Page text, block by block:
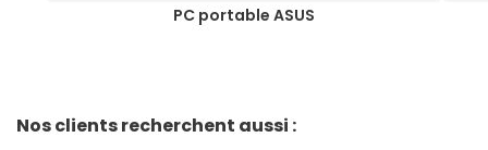
PC portable ASUS
Nos clients recherchent aussi :